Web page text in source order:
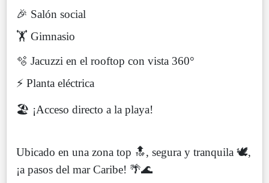
🎉 Salón social
🏋️ Gimnasio
🫧 Jacuzzi en el rooftop con vista 360°
⚡ Planta eléctrica
🏖️ ¡Acceso directo a la playa!
Ubicado en una zona top 🔝, segura y tranquila 🕊️,
¡a pasos del mar Caribe! 🌴🌊